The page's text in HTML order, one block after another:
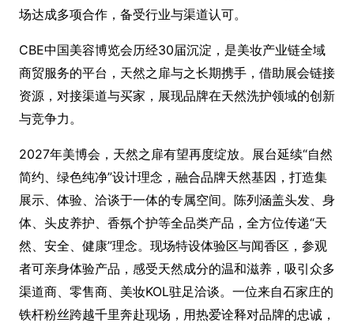
场达成多项合作，备受行业与渠道认可。
CBE中国美容博览会历经30届沉淀，是美妆产业链全域
商贸服务的平台，天然之扉与之长期携手，借助展会链接
资源，对接渠道与买家，展现品牌在天然洗护领域的创新
与竞争力。
2027年美博会，天然之扉有望再度绽放。展台延续“自然
简约、绿色纯净”设计理念，融合品牌天然基因，打造集
展示、体验、洽谈于一体的专属空间。陈列涵盖头发、身
体、头皮养护、香氛个护等全品类产品，全方位传递“天
然、安全、健康”理念。现场特设体验区与闻香区，参观
者可亲身体验产品，感受天然成分的温和滋养，吸引众多
渠道商、零售商、美妆KOL驻足洽谈。一位来自石家庄的
铁杆粉丝跨越千里奔赴现场，用热爱诠释对品牌的忠诚，